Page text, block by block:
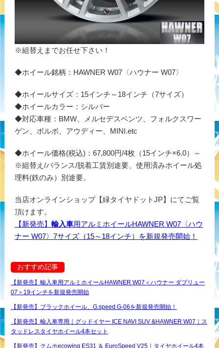
※組替えまでお任せ下さい！
◆ホイール銘柄：HAWNER W07〈ハウナー W07〉
◆ホイールサイズ：15インチ～18インチ（7サイズ）
◆ホイールカラー：シルバー
◆対応車種：BMW、メルセデスベンツ、フォルクスワー
ゲン、ボルボ、アウディー、MINI.etc
◆ホイール価格(税込)：67,800円/4枚（15インチ×6.0）～
※組替え/バランス/脱着工賃別途要、使用済みホイール処
理料(鉄のみ）別途要。
当店オンラインショップ【緑タイヤドットJP】にてご覧
頂けます。
【新発売】 輸入車用アルミホイールHAWNER W07〈ハウ
ナー W07〉7サイズ（15～18インチ）を新規発売開始！
おすすめ記事
【新発売】輸入車用アルミホイールHAWNER W07＜ハウナー ダブリュー
07＞19インチを新規発売開始
【新発売】ブラックホイール、G.speed G-06を新規発売開始！
【新発売】輸入車専用｜グッドイヤー ICE NAVI SUV &HAWNER W07｜ス
タッドレスタイヤホイール4本セット
【新発売】クムホecowing ES31 ＆ EuroSpeed V25｜タイヤホイール4本